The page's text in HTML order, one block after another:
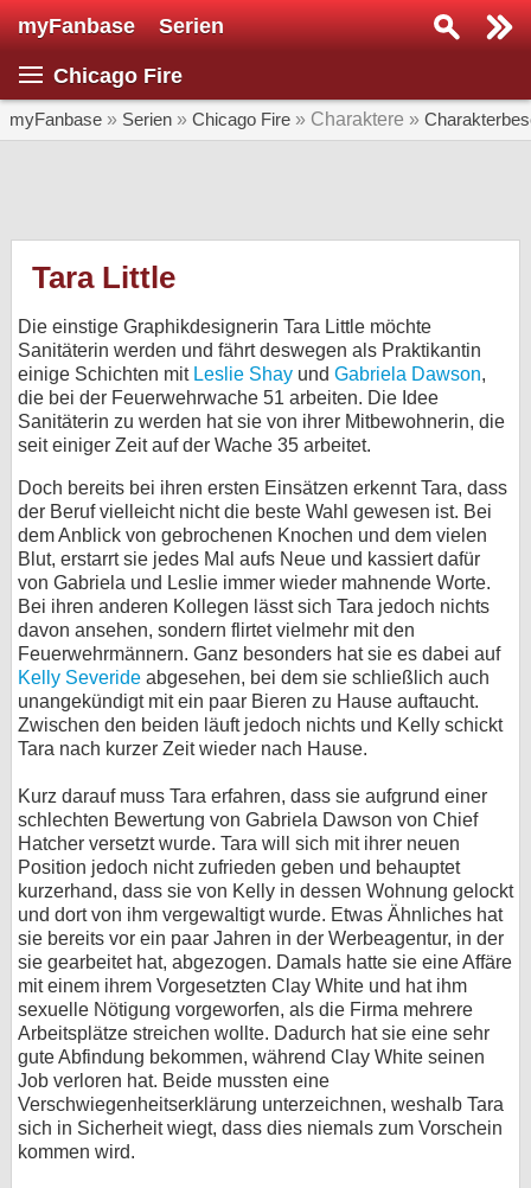
myFanbase Serien
Chicago Fire
myFanbase » Serien » Chicago Fire » Charaktere »
Tara Little
Die einstige Graphikdesignerin Tara Little möchte
Sanitäterin werden und fährt deswegen als Praktikantin
einige Schichten mit Leslie Shay und Gabriela Dawson,
die bei der Feuerwehrwache 51 arbeiten. Die Idee
Sanitäterin zu werden hat sie von ihrer Mitbewohnerin, die
seit einiger Zeit auf der Wache 35 arbeitet.
Doch bereits bei ihren ersten Einsätzen erkennt Tara, dass
der Beruf vielleicht nicht die beste Wahl gewesen ist. Bei
dem Anblick von gebrochenen Knochen und dem vielen
Blut, erstarrt sie jedes Mal aufs Neue und kassiert dafür
von Gabriela und Leslie immer wieder mahnende Worte.
Bei ihren anderen Kollegen lässt sich Tara jedoch nichts
davon ansehen, sondern flirtet vielmehr mit den
Feuerwehrmännern. Ganz besonders hat sie es dabei auf
Kelly Severide abgesehen, bei dem sie schließlich auch
unangekündigt mit ein paar Bieren zu Hause auftaucht.
Zwischen den beiden läuft jedoch nichts und Kelly schickt
Tara nach kurzer Zeit wieder nach Hause.
Kurz darauf muss Tara erfahren, dass sie aufgrund einer
schlechten Bewertung von Gabriela Dawson von Chief
Hatcher versetzt wurde. Tara will sich mit ihrer neuen
Position jedoch nicht zufrieden geben und behauptet
kurzerhand, dass sie von Kelly in dessen Wohnung gelockt
und dort von ihm vergewaltigt wurde. Etwas Ähnliches hat
sie bereits vor ein paar Jahren in der Werbeagentur, in der
sie gearbeitet hat, abgezogen. Damals hatte sie eine Affäre
mit einem ihrem Vorgesetzten Clay White und hat ihm
sexuelle Nötigung vorgeworfen, als die Firma mehrere
Arbeitsplätze streichen wollte. Dadurch hat sie eine sehr
gute Abfindung bekommen, während Clay White seinen
Job verloren hat. Beide mussten eine
Verschwiegenheitserklärung unterzeichnen, weshalb Tara
sich in Sicherheit wiegt, dass dies niemals zum Vorschein
kommen wird.
Serie suchen...
SERIEN
KULTUR
Specials
SERVICE
Forum
bei X
bei Facebook
Kontakt
Nutzungsbedingungen
Datenschutz
Cookie-Einstellungen
Impressum
Desktop-Ansicht
myFanbase